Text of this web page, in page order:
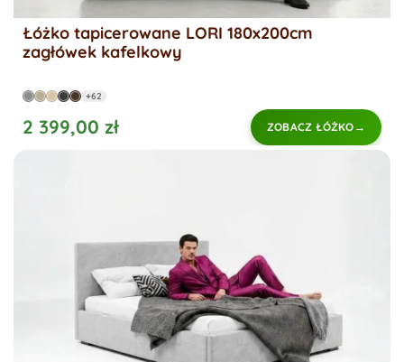
Łóżko tapicerowane LORI 180x200cm
zagłówek kafelkowy
+62
2 399,00 zł ZOBACZ ŁÓŻKO